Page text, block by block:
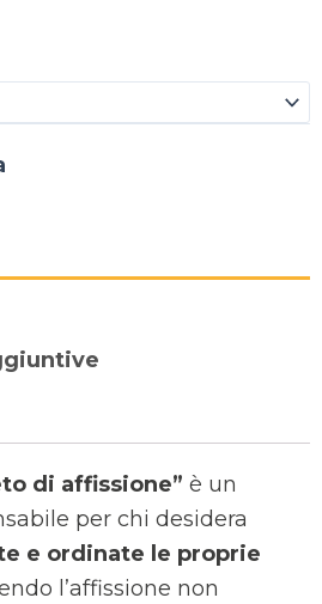
di affissione” è un
per chi desidera
e ordinate le proprie
l’affissione non